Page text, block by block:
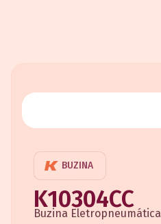
BUZINA
K10304CC
Buzina Eletropneumática